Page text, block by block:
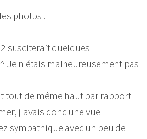
photos :
susciterait quelques
Je n'étais malheureusement pas
tout de même haut par rapport
j'avais donc une vue
sympathique avec un peu de